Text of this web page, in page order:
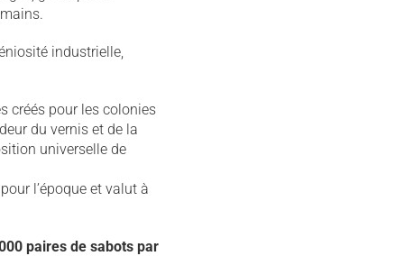
industrielle,
créés pour les colonies
du vernis et de la
universelle de
l’époque et valut à
paires de sabots par